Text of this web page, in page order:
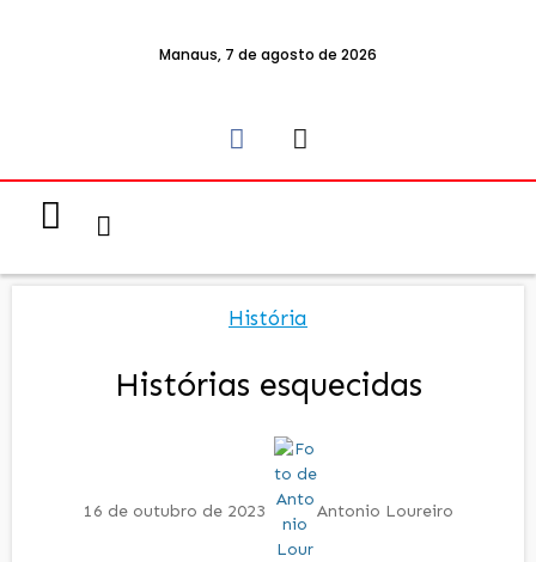
Manaus, 7 de agosto de 2026
História
Histórias esquecidas
16 de outubro de 2023 Antonio Loureiro